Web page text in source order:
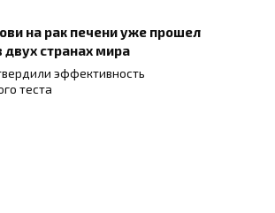
на рак печени уже прошел
двух странах мира
эффективность
теста